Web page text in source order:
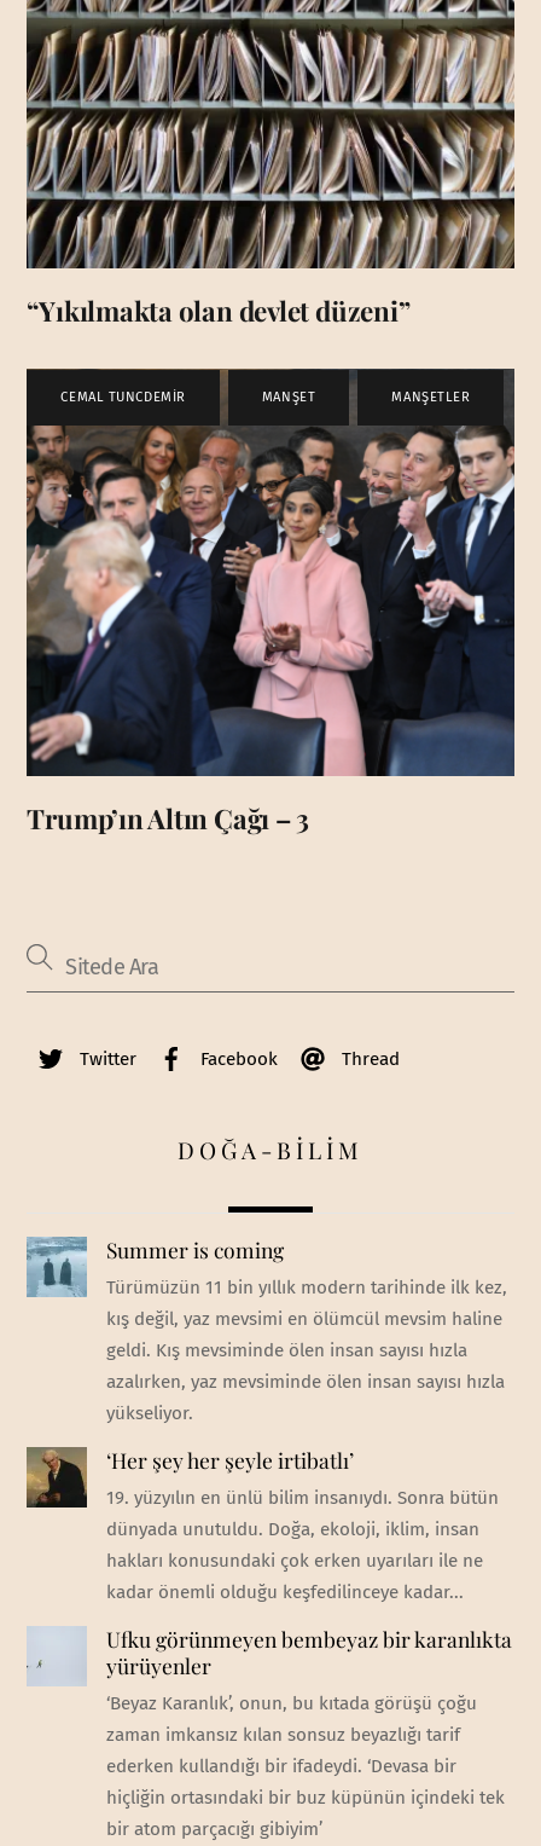
“Yıkılmakta olan devlet düzeni”
CEMAL TUNCDEMİR MANŞET MANŞETLER
Trump’ın Altın Çağı – 3
Twitter Facebook Thread
DOĞA-BİLİM
Summer is coming
Türümüzün 11 bin yıllık modern tarihinde ilk kez,
kış değil, yaz mevsimi en ölümcül mevsim haline
geldi. Kış mevsiminde ölen insan sayısı hızla
azalırken, yaz mevsiminde ölen insan sayısı hızla
yükseliyor.
‘Her şey her şeyle irtibatlı’
19. yüzyılın en ünlü bilim insanıydı. Sonra bütün
dünyada unutuldu. Doğa, ekoloji, iklim, insan
hakları konusundaki çok erken uyarıları ile ne
kadar önemli olduğu keşfedilinceye kadar...
Ufku görünmeyen bembeyaz bir karanlıkta
yürüyenler
‘Beyaz Karanlık’, onun, bu kıtada görüşü çoğu
zaman imkansız kılan sonsuz beyazlığı tarif
ederken kullandığı bir ifadeydi. ‘Devasa bir
hiçliğin ortasındaki bir buz küpünün içindeki tek
bir atom parçacığı gibiyim’